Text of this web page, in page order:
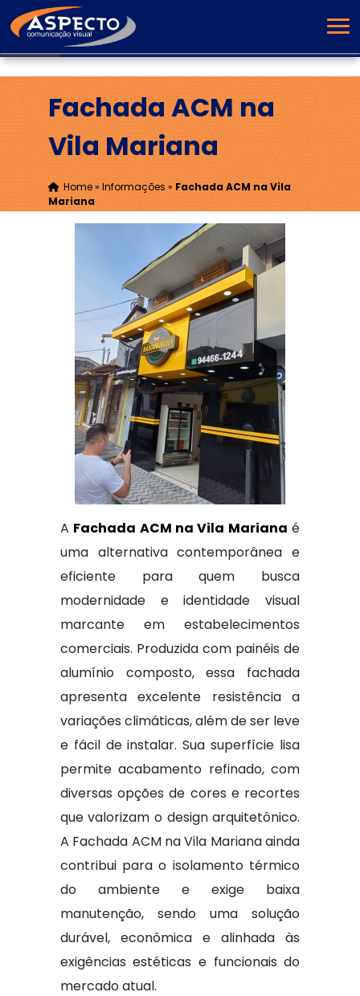
Fachada ACM na
Vila Mariana
Home» Informações » Fachada ACM na Vila
Mariana
A Fachada ACM na Vila Mariana é
uma alternativa contemporânea e
eficiente para quem busca
modernidade e identidade visual
marcante em estabelecimentos
comerciais. Produzida com painéis de
alumínio composto, essa fachada
apresenta excelente resistência a
variações climáticas, além de ser leve
e fácil de instalar. Sua superfície lisa
permite acabamento refinado, com
diversas opções de cores e recortes
que valorizam o design arquitetônico.
A Fachada ACM na Vila Mariana ainda
contribui para o isolamento térmico
do ambiente e exige baixa
manutenção, sendo uma solução
durável, econômica e alinhada às
exigências estéticas e funcionais do
mercado atual.